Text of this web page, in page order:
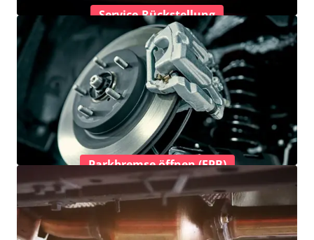
Service-Rückstellung
Parkbremse öffnen (EPB)